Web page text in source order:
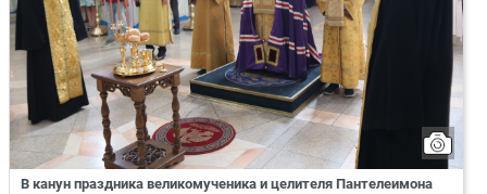
В канун праздника великомученика и целителя Пантелеимона